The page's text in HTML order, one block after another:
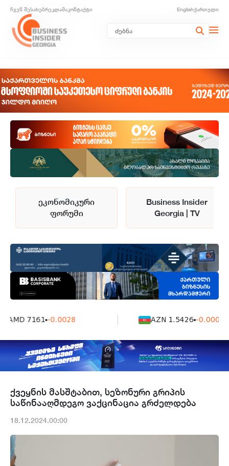
ჩვენ შესახებრეკლამაკონტაქტი Englishქართული
ეკონომიკური
ფორუმი
Business Insider
Georgia | TV
AMD 7161 -0.0028 AZN 1.5426 -0.0004
ქვეყნის მასშტაბით, სეზონური გრიპის
საწინააღმდეგო ვაქცინაცია გრძელდება
18.12.2024.00:00